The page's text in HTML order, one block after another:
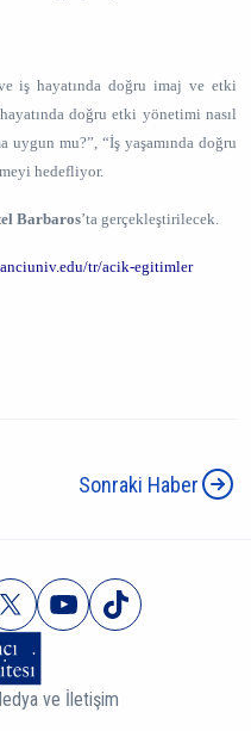
iş hayatında doğru imaj ve etki
doğru etki yönetimi nasıl
uygun mu?”, “İş yaşamında doğru
hedefliyor.
Barbaros’ta gerçekleştirilecek.
tr/acik-egitimler
Sonraki Haber
ve İletişim